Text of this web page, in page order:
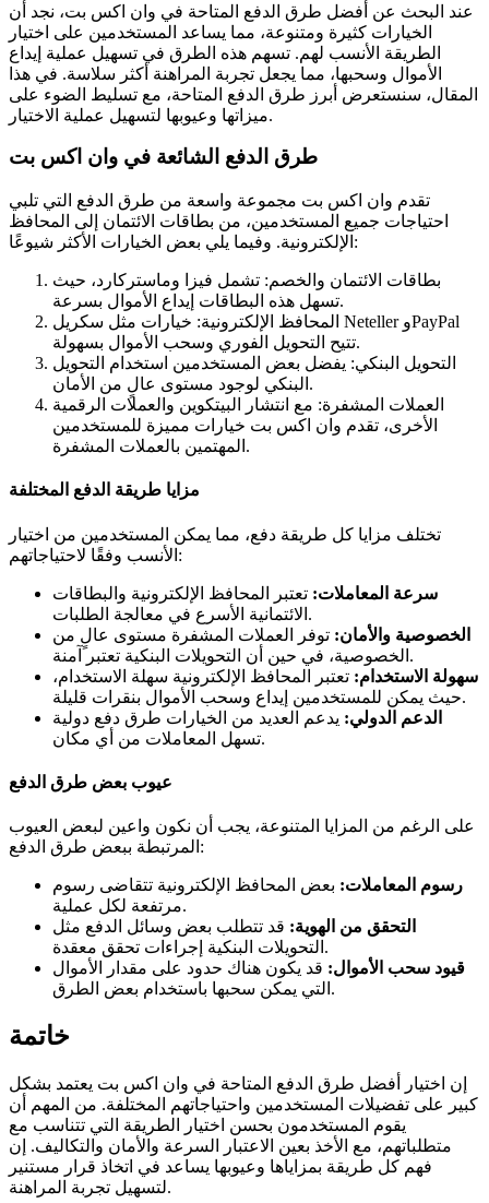
عند البحث عن أفضل طرق الدفع المتاحة في وان اكس بت، نجد أن
الخيارات كثيرة ومتنوعة، مما يساعد المستخدمين على اختيار
الطريقة الأنسب لهم. تسهم هذه الطرق في تسهيل عملية إيداع
الأموال وسحبها، مما يجعل تجربة المراهنة أكثر سلاسة. في هذا
المقال، سنستعرض أبرز طرق الدفع المتاحة، مع تسليط الضوء على
ميزاتها وعيوبها لتسهيل عملية الاختيار.
طرق الدفع الشائعة في وان اكس بت
تقدم وان اكس بت مجموعة واسعة من طرق الدفع التي تلبي
احتياجات جميع المستخدمين، من بطاقات الائتمان إلى المحافظ
الإلكترونية. وفيما يلي بعض الخيارات الأكثر شيوعًا:
بطاقات الائتمان والخصم: تشمل فيزا وماستركارد، حيث
تسهل هذه البطاقات إيداع الأموال بسرعة.
المحافظ الإلكترونية: خيارات مثل سكريل Neteller وPayPal
تتيح التحويل الفوري وسحب الأموال بسهولة.
التحويل البنكي: يفضل بعض المستخدمين استخدام التحويل
البنكي لوجود مستوى عالٍ من الأمان.
العملات المشفرة: مع انتشار البيتكوين والعملات الرقمية
الأخرى، تقدم وان اكس بت خيارات مميزة للمستخدمين
المهتمين بالعملات المشفرة.
مزايا طريقة الدفع المختلفة
تختلف مزايا كل طريقة دفع، مما يمكن المستخدمين من اختيار
الأنسب وفقًا لاحتياجاتهم:
سرعة المعاملات: تعتبر المحافظ الإلكترونية والبطاقات
الائتمانية الأسرع في معالجة الطلبات.
الخصوصية والأمان: توفر العملات المشفرة مستوى عالٍ من
الخصوصية، في حين أن التحويلات البنكية تعتبر آمنة.
سهولة الاستخدام: تعتبر المحافظ الإلكترونية سهلة الاستخدام،
حيث يمكن للمستخدمين إيداع وسحب الأموال بنقرات قليلة.
الدعم الدولي: يدعم العديد من الخيارات طرق دفع دولية
تسهل المعاملات من أي مكان.
عيوب بعض طرق الدفع
على الرغم من المزايا المتنوعة، يجب أن نكون واعين لبعض العيوب
المرتبطة ببعض طرق الدفع:
رسوم المعاملات: بعض المحافظ الإلكترونية تتقاضى رسوم
مرتفعة لكل عملية.
التحقق من الهوية: قد تتطلب بعض وسائل الدفع مثل
التحويلات البنكية إجراءات تحقق معقدة.
قيود سحب الأموال: قد يكون هناك حدود على مقدار الأموال
التي يمكن سحبها باستخدام بعض الطرق.
خاتمة
إن اختيار أفضل طرق الدفع المتاحة في وان اكس بت يعتمد بشكل
كبير على تفضيلات المستخدمين واحتياجاتهم المختلفة. من المهم أن
يقوم المستخدمون بحسن اختيار الطريقة التي تتناسب مع
متطلباتهم، مع الأخذ بعين الاعتبار السرعة والأمان والتكاليف. إن
فهم كل طريقة بمزاياها وعيوبها يساعد في اتخاذ قرار مستنير
لتسهيل تجربة المراهنة.